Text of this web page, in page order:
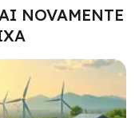
NOVAMENTE